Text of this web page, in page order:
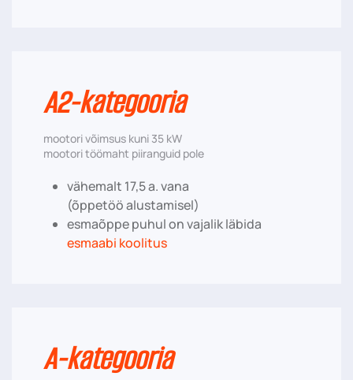
A2-kategooria
mootori võimsus kuni 35 kW
mootori töömaht piiranguid pole
vähemalt 17,5 a. vana
(õppetöö alustamisel)
esmaõppe puhul on vajalik läbida
esmaabi koolitus
A-kategooria